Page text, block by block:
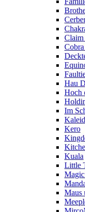
Hau
Hoch
Im
Kero
Kuala
Little
Maus